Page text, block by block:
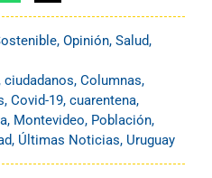
, Opinión, Salud,
ciudadanos, Columnas,
, Covid-19, cuarentena,
, Montevideo, Población,
, Últimas Noticias, Uruguay